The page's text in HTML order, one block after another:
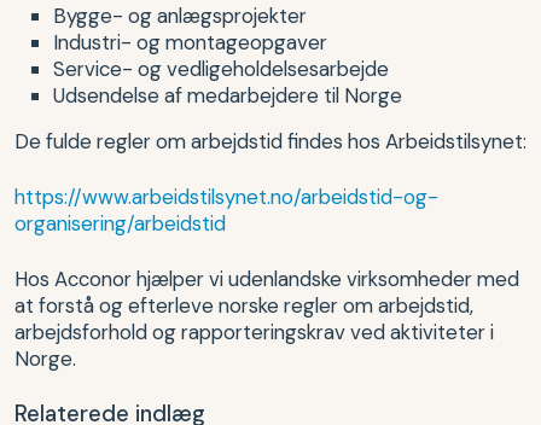
Bygge- og anlægsprojekter
Industri- og montageopgaver
Service- og vedligeholdelsesarbejde
Udsendelse af medarbejdere til Norge
De fulde regler om arbejdstid findes hos Arbeidstilsynet:
https://www.arbeidstilsynet.no/arbeidstid-og-
organisering/arbeidstid
Hos Acconor hjælper vi udenlandske virksomheder med
at forstå og efterleve norske regler om arbejdstid,
arbejdsforhold og rapporteringskrav ved aktiviteter i
Norge.
Relaterede indlæg